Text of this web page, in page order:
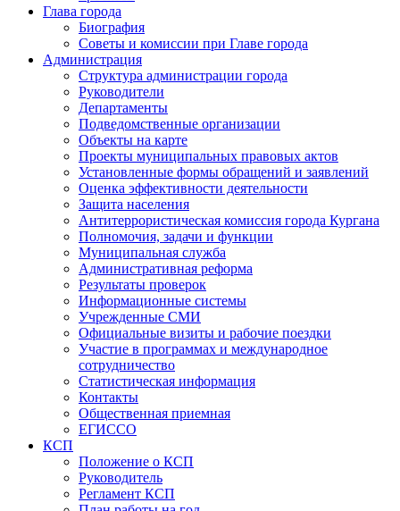
Глава города
Биография
Советы и комиссии при Главе города
Администрация
Структура администрации города
Руководители
Департаменты
Подведомственные организации
Объекты на карте
Проекты муниципальных правовых актов
Установленные формы обращений и заявлений
Оценка эффективности деятельности
Защита населения
Антитеррористическая комиссия города Кургана
Полномочия, задачи и функции
Муниципальная служба
Административная реформа
Результаты проверок
Информационные системы
Учрежденные СМИ
Официальные визиты и рабочие поездки
Участие в программах и международное
сотрудничество
Статистическая информация
Контакты
Общественная приемная
ЕГИССО
КСП
Положение о КСП
Руководитель
Регламент КСП